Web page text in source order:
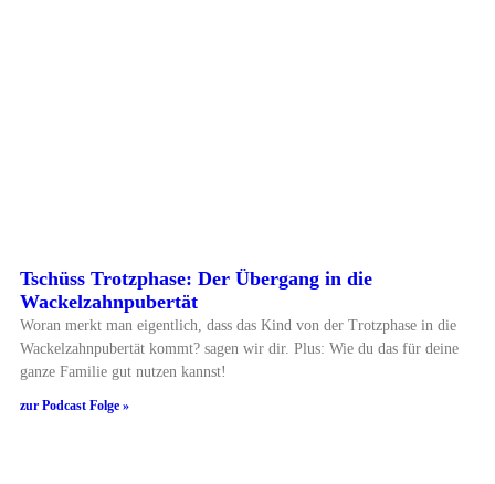
Tschüss Trotzphase: Der Übergang in die
Wackelzahnpubertät
Woran merkt man eigentlich, dass das Kind von der Trotzphase in die
Wackelzahnpubertät kommt? sagen wir dir. Plus: Wie du das für deine
ganze Familie gut nutzen kannst!
zur Podcast Folge »